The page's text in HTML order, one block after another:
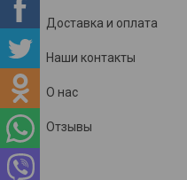
Доставка и оплата
Наши контакты
О нас
Отзывы